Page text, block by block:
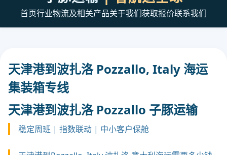
首页行业物流及相关产品关于我们获取报价联系我们
天津港到波扎洛 Pozzallo, Italy 海运
集装箱专线
天津港到波扎洛 Pozzallo 子豚运输
稳定周班 | 指数联动 | 中小客户保舱